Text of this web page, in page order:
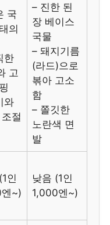
국
의
한
고
와
절
– 진한 된
장 베이스
국물
– 돼지기름
(라드)으로
볶아 고소
함
– 쫄깃한
노란색 면
발
인
~)
낮음 (1인
1,000엔~)